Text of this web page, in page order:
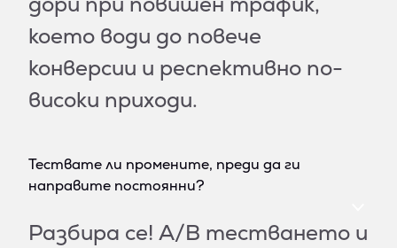
което води до повече
конверсии и респективно по-
високи приходи.
Тествате ли промените, преди да ги
направите постоянни?
Разбира се! A/B тестването и